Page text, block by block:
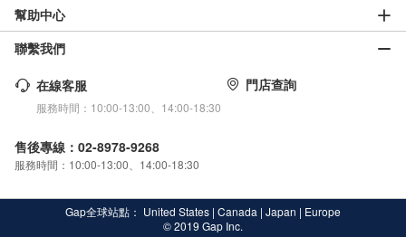
BE THE FIRST TO KNOW
第一時間獲取Gap最新資訊
點擊箭頭即表示您已同意* 隱私政策*，並同意接收